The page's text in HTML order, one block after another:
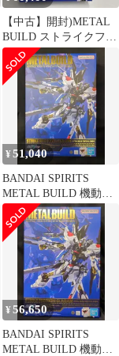
【中古】開封)METAL
BUILD ストライクフリ
ーダムガンダム
[METAL BUILD
FESTIVAL 2024][79]
¥51,040
BANDAI SPIRITS
METAL BUILD 機動戦
士ガンダムSEED
DESTINY ストライクフ
リーダムガンダム
METAL BUILD
FESTIVAL 2024
¥56,650
BANDAI SPIRITS
METAL BUILD 機動戦